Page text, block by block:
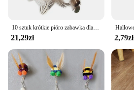
21,29zł 2,79zł